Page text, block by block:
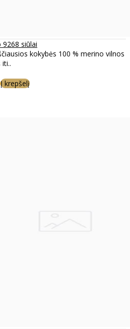
siūlai
kokybės 100 % merino vilnos
Į krepšelį